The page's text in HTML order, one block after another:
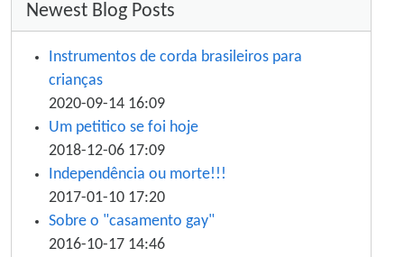
Newest Blog Posts
Instrumentos de corda brasileiros para
crianças
2020-09-14 16:09
Um petitico se foi hoje
2018-12-06 17:09
Independência ou morte!!!
2017-01-10 17:20
Sobre o "casamento gay"
2016-10-17 14:46